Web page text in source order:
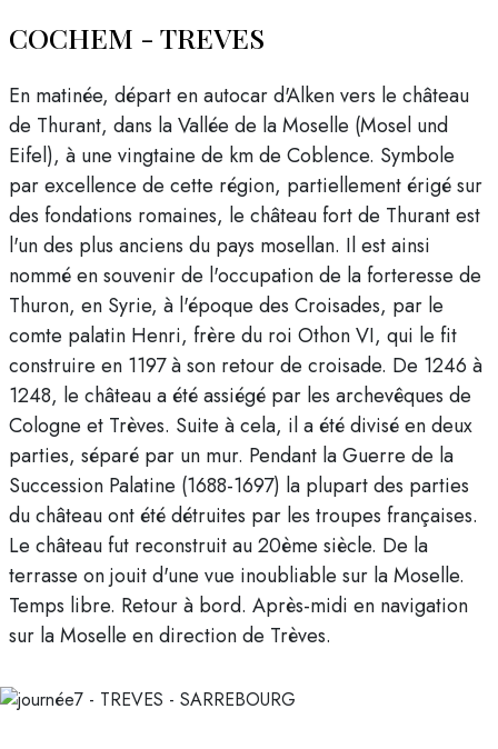
COCHEM - TREVES
En matinée, départ en autocar d'Alken vers le château
de Thurant, dans la Vallée de la Moselle (Mosel und
Eifel), à une vingtaine de km de Coblence. Symbole
par excellence de cette région, partiellement érigé sur
des fondations romaines, le château fort de Thurant est
l'un des plus anciens du pays mosellan. Il est ainsi
nommé en souvenir de l'occupation de la forteresse de
Thuron, en Syrie, à l'époque des Croisades, par le
comte palatin Henri, frère du roi Othon VI, qui le fit
construire en 1197 à son retour de croisade. De 1246 à
1248, le château a été assiégé par les archevêques de
Cologne et Trèves. Suite à cela, il a été divisé en deux
parties, séparé par un mur. Pendant la Guerre de la
Succession Palatine (1688-1697) la plupart des parties
du château ont été détruites par les troupes françaises.
Le château fut reconstruit au 20ème siècle. De la
terrasse on jouit d'une vue inoubliable sur la Moselle.
Temps libre. Retour à bord. Après-midi en navigation
sur la Moselle en direction de Trèves.